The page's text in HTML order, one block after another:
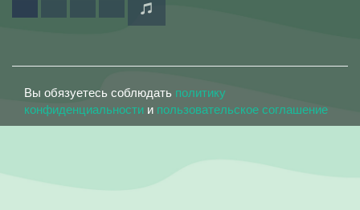
Вы обязуетесь соблюдать политику
конфиденциальности и пользовательское соглашение